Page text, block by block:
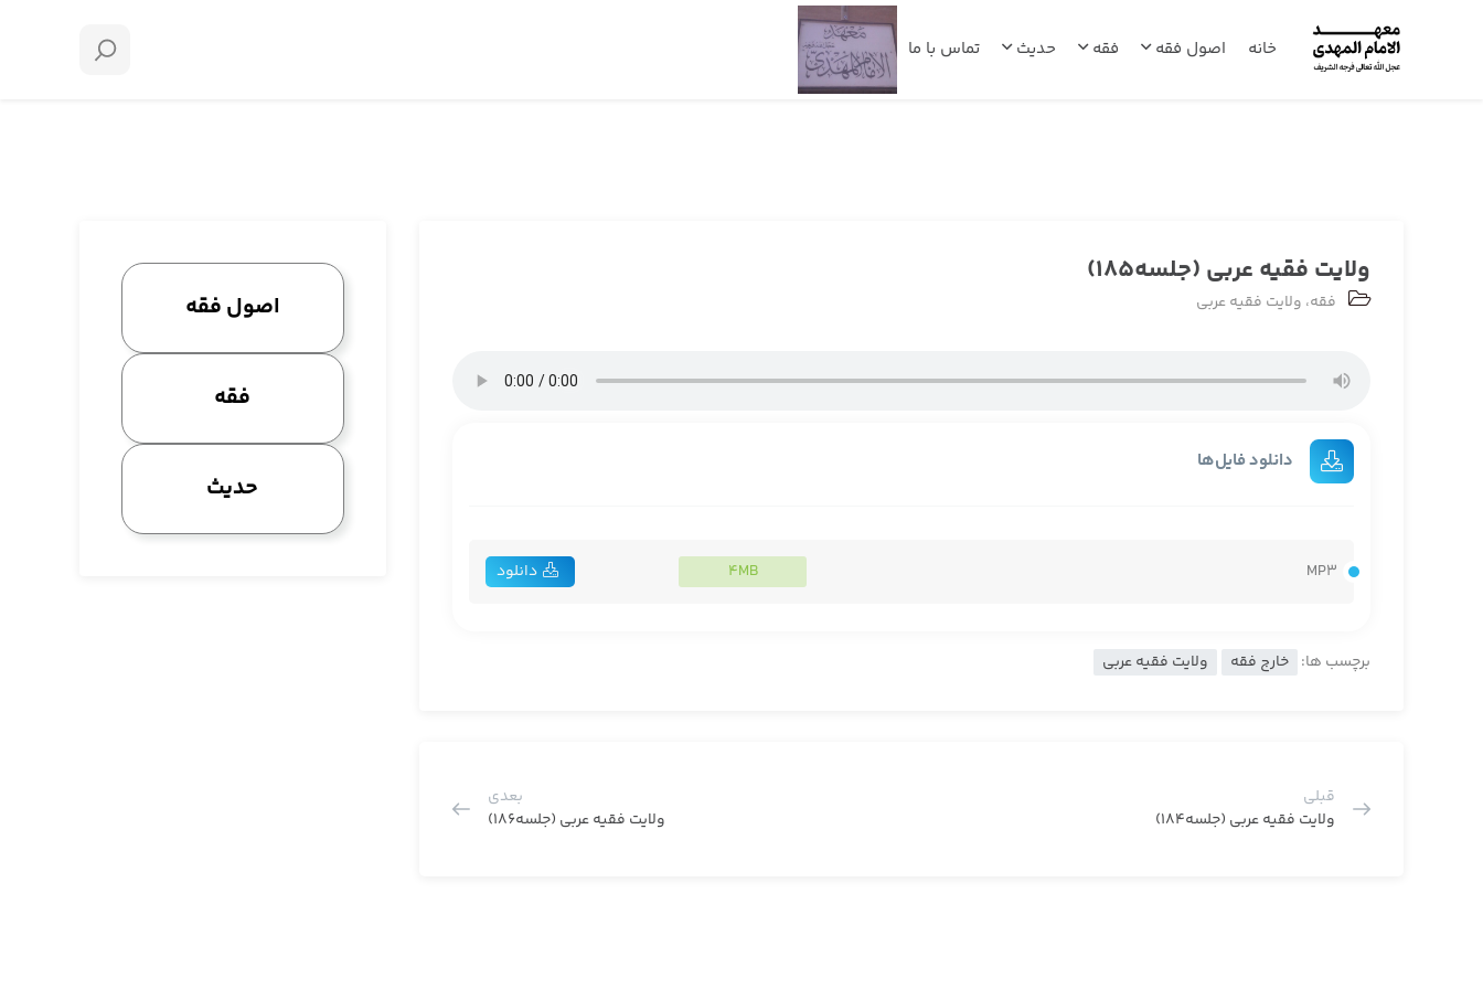
خانه اصول فقه فقه حدیث تماس با ما
ولایت فقیه عربی (جلسه185)
فقه، ولایت فقیه عربی
دانلود فایل‌ها
MP3
4MB دانلود
برچسب ها: خارج فقه ولایت فقیه عربی
قبلی
ولایت فقیه عربی (جلسه184)
بعدی
ولایت فقیه عربی (جلسه186)
اصول فقه
فقه
حدیث